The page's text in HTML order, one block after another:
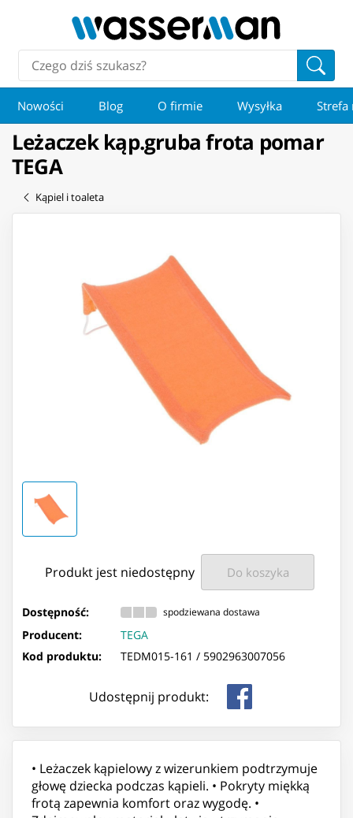
Nowości Blog O firmie Wysyłka Strefa
Leżaczek kąp.gruba frota pomar
TEGA
Kąpiel i toaleta
Produkt jest niedostępny Do koszyka
Dostępność: spodziewana dostawa
Producent:
TEGA
Kod produktu:
TEDM015-161 / 5902963007056
Udostępnij produkt:
• Leżaczek kąpielowy z wizerunkiem podtrzymuje
głowę dziecka podczas kąpieli. • Pokryty miękką
frotą zapewnia komfort oraz wygodę. •